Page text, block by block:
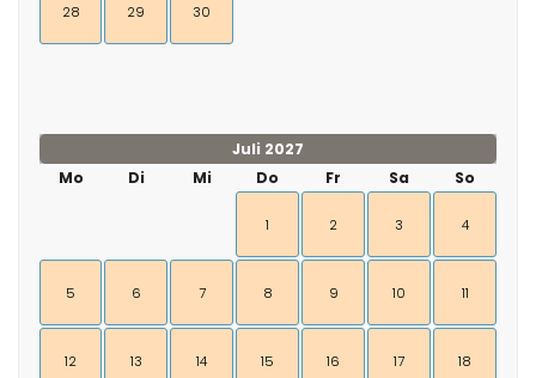
28 29 30
Juli 2027
Mo
Di Mi Do Fr Sa So
1 2 3 4
5 6 7 8 9 10 11
12 13 14 15 16 17 18